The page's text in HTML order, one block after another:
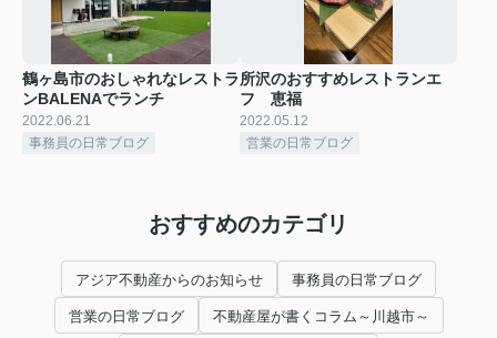
鶴ヶ島市のおしゃれなレストラ
ンBALENAでランチ
2022.06.21
事務員の日常ブログ
所沢のおすすめレストランエ
フ 恵福
2022.05.12
営業の日常ブログ
おすすめのカテゴリ
アジア不動産からのお知らせ 事務員の日常ブログ
営業の日常ブログ 不動産屋が書くコラム～川越市～